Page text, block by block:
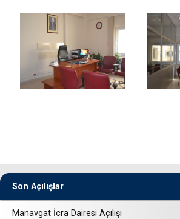
Son Açılışlar
Manavgat İcra Dairesi Açılışı